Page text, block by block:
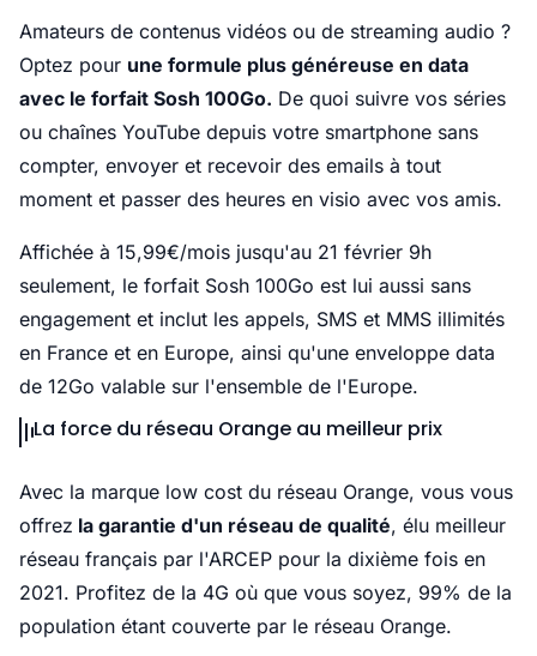
Amateurs de contenus vidéos ou de streaming audio ?
Optez pour une formule plus généreuse en data
avec le forfait Sosh 100Go. De quoi suivre vos séries
ou chaînes YouTube depuis votre smartphone sans
compter, envoyer et recevoir des emails à tout
moment et passer des heures en visio avec vos amis.
Affichée à 15,99€/mois jusqu'au 21 février 9h
seulement, le forfait Sosh 100Go est lui aussi sans
engagement et inclut les appels, SMS et MMS illimités
en France et en Europe, ainsi qu'une enveloppe data
de 12Go valable sur l'ensemble de l'Europe.
La force du réseau Orange au meilleur prix
Avec la marque low cost du réseau Orange, vous vous
offrez la garantie d'un réseau de qualité, élu meilleur
réseau français par l'ARCEP pour la dixième fois en
2021. Profitez de la 4G où que vous soyez, 99% de la
population étant couverte par le réseau Orange.